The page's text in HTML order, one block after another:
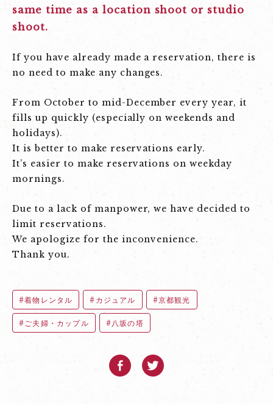
same time as a location shoot or studio
shoot.
If you have already made a reservation, there is
no need to make any changes.
From October to mid-December every year, it
fills up quickly (especially on weekends and
holidays).
It is better to make reservations early.
It’s easier to make reservations on weekday
mornings.
Due to a lack of manpower, we have decided to
limit reservations.
We apologize for the inconvenience.
Thank you.
着物レンタル カジュアル 京都観光
ご夫婦・カップル 八坂の塔